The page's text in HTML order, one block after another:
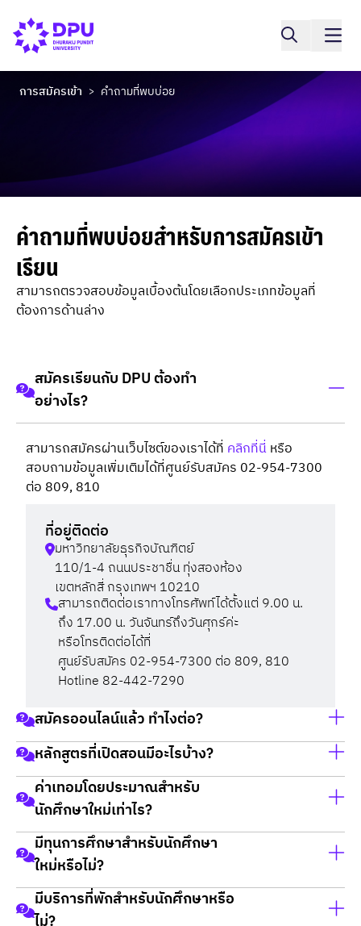
การสมัครเข้า > คำถามที่พบบ่อย
คำถามที่พบบ่อยสำหรับการสมัครเข้า
เรียน
สามารถตรวจสอบข้อมูลเบื้องต้นโดยเลือกประเภทข้อมูลที่
ต้องการด้านล่าง
สมัครเรียนกับ DPU ต้องทำ
อย่างไร?
สามารถสมัครผ่านเว็บไซต์ของเราได้ที่ คลิกที่นี่หรือ
สอบถามข้อมูลเพิ่มเติมได้ที่ศูนย์รับสมัคร 02-954-7300
ต่อ 809, 810
ที่อยู่ติดต่อ
มหาวิทยาลัยธุรกิจบัณฑิตย์
110/1-4 ถนนประชาชื่น ทุ่งสองห้อง
เขตหลักสี่ กรุงเทพฯ 10210
สามารถติดต่อเราทางโทรศัพท์ได้ตั้งแต่ 9.00 น.
ถึง 17.00 น. วันจันทร์ถึงวันศุกร์ค่ะ
หรือโทรติดต่อได้ที่
ศูนย์รับสมัคร 02-954-7300 ต่อ 809, 810
Hotline 82-442-7290
สมัครออนไลน์แล้ว ทำไงต่อ?
สำหรับน้องๆ ที่สมัครออนไลน์แล้ว น้องสามารถชำระเงิน
และรายงานตัวผ่านระบบออนไลน์ได้
ยกเว้น น้องที่ประสงค์จะยื่นกู้ทุนเพื่อการศึกษา ต้องทำ
อาคารอธิการบดี 1 ชั้น 2
เปิดทุกวัน 08.30-16.30 น.
โทร 0-2954-7300 ต่อ 111, 082-442-7290
สมัครออนไลน์คลิกที่นี่
หลักสูตรที่เปิดสอนมีอะไรบ้าง?
DPU มีหลักสูตรระดับปริญญาตรี, โท และเอก ในหลากหลาย
สาขา ดูเพิ่มเติมได้ที่นี่
ค่าเทอมโดยประมาณสำหรับ
นักศึกษาใหม่เท่าไร?
ค่าเทอมขึ้นอยู่กับหลักสูตรที่เลือก สามารถตรวจสอบราย
ละเอียดค่าเทอมแต่ละระดับปริญญาได้ที่
หน้าค่าเทอมปริญญาตรี
หน้าค่าเทอมปริญญาโท
มีทุนการศึกษาสำหรับนักศึกษา
ใหม่หรือไม่?
DPU มีทุนการศึกษาหลากหลายประเภทสำหรับนักศึกษาใหม่
มีบริการที่พักสำหรับนักศึกษาหรือ